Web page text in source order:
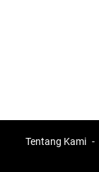
Tentang Kami